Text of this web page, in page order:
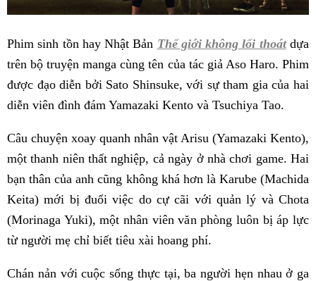
Phim sinh tồn hay Nhật Bản Thế giới không lối thoátdựa
trên bộ truyện manga cùng tên của tác giả Aso Haro. Phim
được đạo diễn bởi Sato Shinsuke, với sự tham gia của hai
diễn viên đình đám Yamazaki Kento và Tsuchiya Tao.
Câu chuyện xoay quanh nhân vật Arisu (Yamazaki Kento),
một thanh niên thất nghiệp, cả ngày ở nhà chơi game. Hai
bạn thân của anh cũng không khá hơn là Karube (Machida
Keita) mới bị đuổi việc do cự cãi với quản lý và Chota
(Morinaga Yuki), một nhân viên văn phòng luôn bị áp lực
từ người mẹ chỉ biết tiêu xài hoang phí.
Chán nản với cuộc sống thực tại, ba người hẹn nhau ở ga